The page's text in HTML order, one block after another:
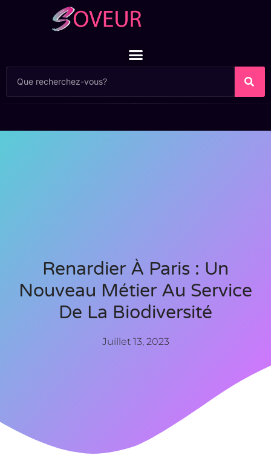
Renardier À Paris : Un
Nouveau Métier Au Service
De La Biodiversité
Juillet 13, 2023